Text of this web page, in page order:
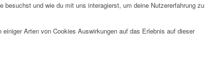
und wie du mit uns interagierst, um deine Nutzererfahrung zu
Arten von Cookies Auswirkungen auf das Erlebnis auf dieser